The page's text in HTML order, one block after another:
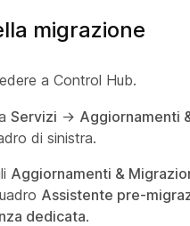
migrazione
a Control Hub.
Servizi -> Aggiornamenti
di sinistra.
Aggiornamenti &
Assistente pre-
dedicata.